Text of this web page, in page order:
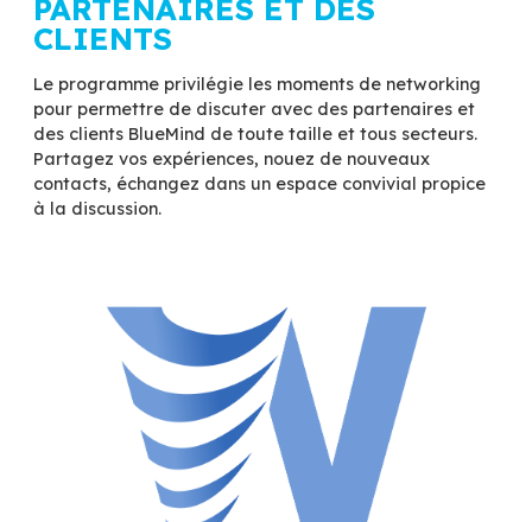
Mehdi Randé, Responsable webmail et UX